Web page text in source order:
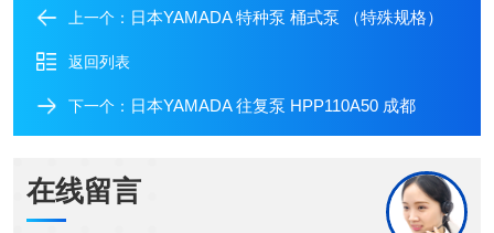
上一个： 日本YAMADA 特种泵 桶式泵 （特殊规格）
返回列表
下一个： 日本YAMADA 往复泵 HPP110A50 成都
在线留言